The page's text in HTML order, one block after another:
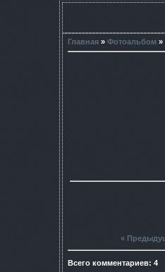
Главная » Фотоальбом »
«
Всего комментариев: 4